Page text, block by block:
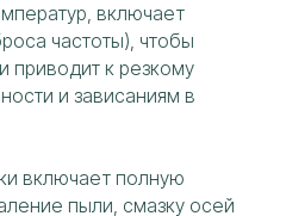
включает
частоты), чтобы
приводит к резкому
и зависаниям в
включает полную
пыли, смазку осей